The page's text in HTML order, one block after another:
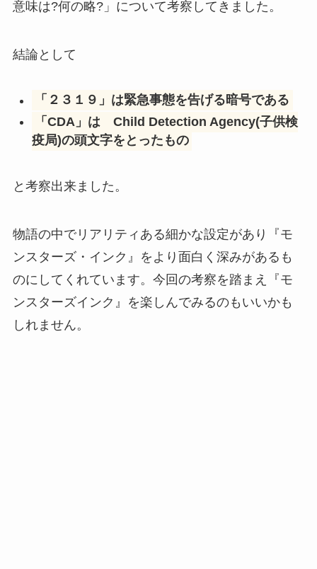
意味は?何の略?」について考察してきました。
結論として
「２３１９」は緊急事態を告げる暗号である
「CDA」は Child Detection Agency(子供検
疫局)の頭文字をとったもの
と考察出来ました。
物語の中でリアリティある細かな設定があり『モ
ンスターズ・インク』をより面白く深みがあるも
のにしてくれています。今回の考察を踏まえ『モ
ンスターズインク』を楽しんでみるのもいいかも
しれません。